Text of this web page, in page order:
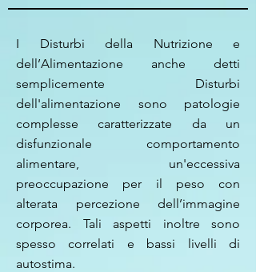
I Disturbi della Nutrizione e
dell’Alimentazione anche detti
semplicemente Disturbi
dell'alimentazione sono patologie
complesse caratterizzate da un
disfunzionale comportamento
alimentare, un'eccessiva
preoccupazione per il peso con
alterata percezione dell’immagine
corporea. Tali aspetti inoltre sono
spesso correlati e bassi livelli di
autostima.